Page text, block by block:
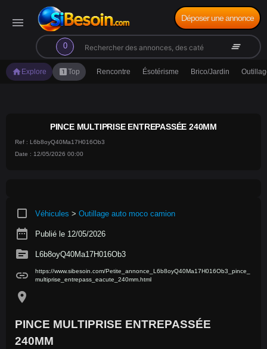
menu
0
search clear_all
Déposer une annonce
home Explore looks_oneTop Rencontre Ésotérisme Brico/Jardin
PINCE MULTIPRISE ENTREPASSÉE 240MM
Ref : L6b8oyQ40Ma17H016Ob3
Date : 12/05/2026 00:00
crop_square Véhicules > Outillage auto moco camion
date_range Publié le 12/05/2026
source L6b8oyQ40Ma17H016Ob3
link
https://www.sibesoin.com/Petite_annonce_L6b8oyQ40Ma17H016Ob3_pince_
multiprise_entrepass_eacute_240mm.html
location_on
PINCE MULTIPRISE ENTREPASSÉE
240MM